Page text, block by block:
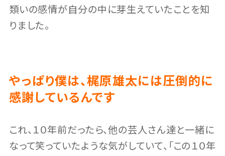
類いの感情が自分の中に芽生えていたことを知
りました。
やっぱり僕は、梶原雄太には圧倒的に
感謝しているんです
これ、１０年前だったら、他の芸人さん達と一緒に
なって笑っていたような気がしていて、「この１０年